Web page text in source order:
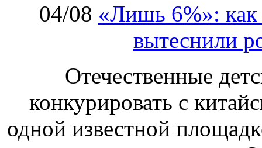
04/08 «Лишь 6%»: как
вытеснили
Отечественные
конкурировать с
одной известной